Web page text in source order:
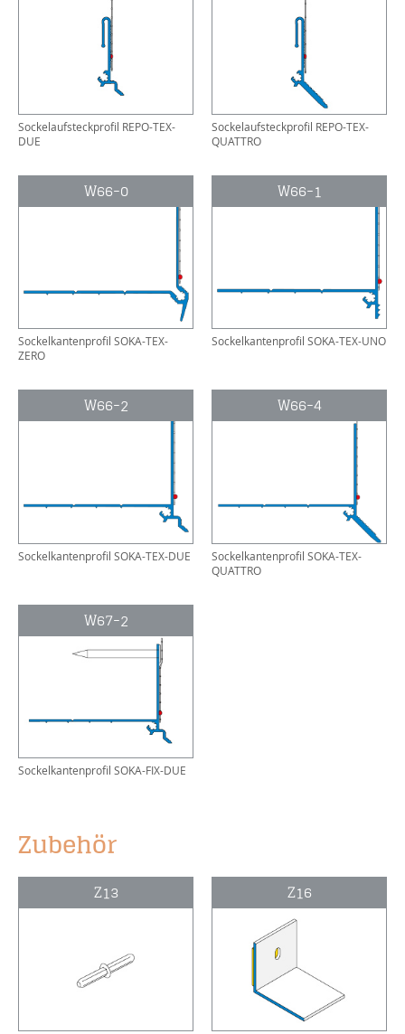
Sockelaufsteckprofil REPO-TEX-
DUE
Sockelaufsteckprofil REPO-TEX-
QUATTRO
W66-0
Sockelkantenprofil SOKA-TEX-
ZERO
W66-1
Sockelkantenprofil SOKA-TEX-UNO
W66-2
Sockelkantenprofil SOKA-TEX-DUE
W66-4
Sockelkantenprofil SOKA-TEX-
QUATTRO
W67-2
Sockelkantenprofil SOKA-FIX-DUE
Zubehör
Z13 Z16